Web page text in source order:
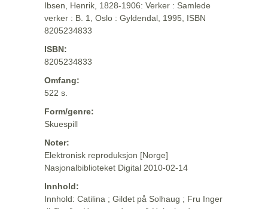
Ibsen, Henrik, 1828-1906: Verker : Samlede
verker : B. 1, Oslo : Gyldendal, 1995, ISBN
8205234833
ISBN:
8205234833
Omfang:
522 s.
Form/genre:
Skuespill
Noter:
Elektronisk reproduksjon [Norge]
Nasjonalbiblioteket Digital 2010-02-14
Innhold:
Innhold: Catilina ; Gildet på Solhaug ; Fru Inger